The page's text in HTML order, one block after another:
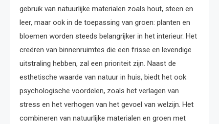
gebruik van natuurlijke materialen zoals hout, steen en
leer, maar ook in de toepassing van groen: planten en
bloemen worden steeds belangrijker in het interieur. Het
creëren van binnenruimtes die een frisse en levendige
uitstraling hebben, zal een prioriteit zijn. Naast de
esthetische waarde van natuur in huis, biedt het ook
psychologische voordelen, zoals het verlagen van
stress en het verhogen van het gevoel van welzijn. Het
combineren van natuurlijke materialen en groen met